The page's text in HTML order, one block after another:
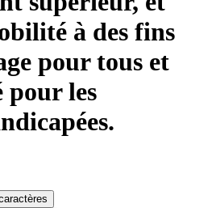
à des fins
pour tous et
pour les